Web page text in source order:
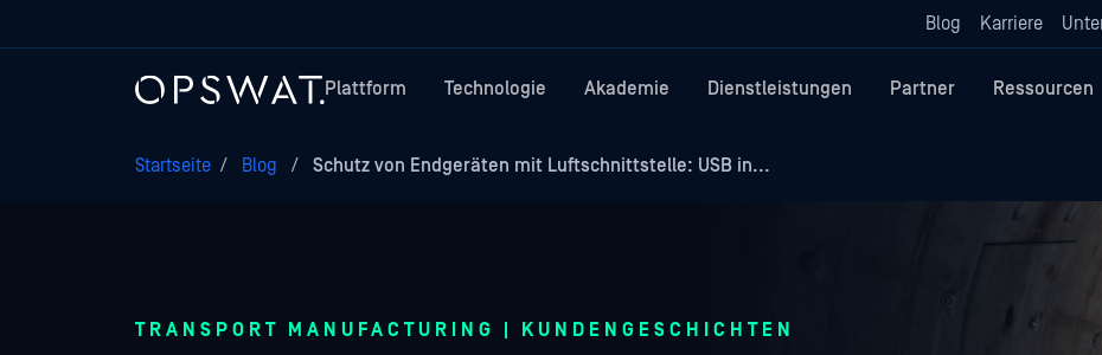
Blog Karriere
Plattform Technologie Akademie Dienstleistungen Partner Ressourcen
Startseite / Blog / Schutz von Endgeräten mit Luftschnittstelle: USB in...
TRANSPORT MANUFACTURING | KUNDENGESCHICHTEN